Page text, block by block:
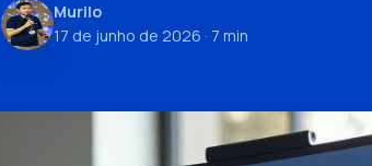
Murilo
17 de junho de 2026 · 7 min